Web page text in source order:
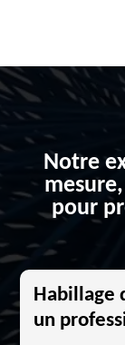
Notre
pour
Habillage
un